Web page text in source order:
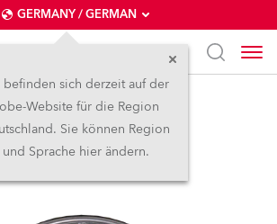
GERMANY / GERMAN
befinden sich derzeit auf der
Website für die Region
Sie können Region
und Sprache hier ändern.
PATT 2017™
LED